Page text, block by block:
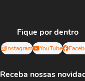
Fique por dentro
Instagram YouTube
Receba nossas